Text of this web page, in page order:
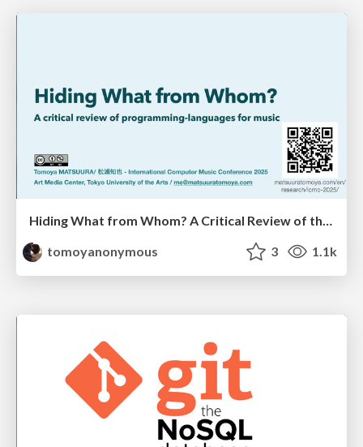
Hiding What from Whom? A Critical Review of the History of Programming languages for Music
tomoyanonymous
3 1.1k